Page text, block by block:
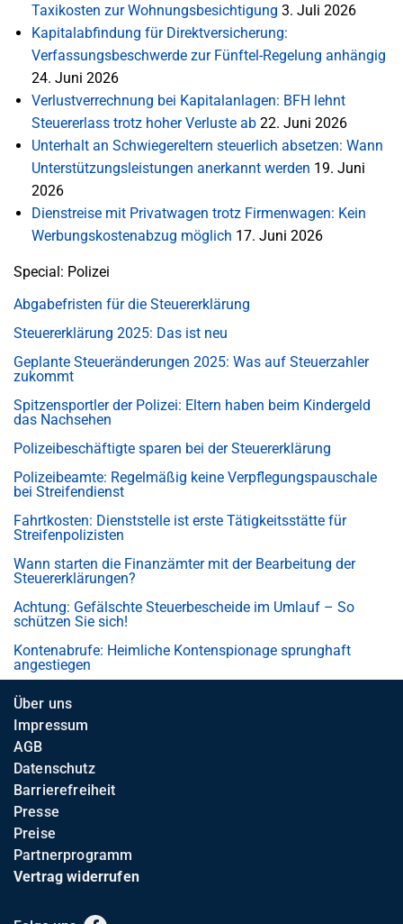
Taxikosten zur Wohnungsbesichtigung 3. Juli 2026
Kapitalabfindung für Direktversicherung:
Verfassungsbeschwerde zur Fünftel-Regelung anhängig
24. Juni 2026
Verlustverrechnung bei Kapitalanlagen: BFH lehnt
Steuererlass trotz hoher Verluste ab 22. Juni 2026
Unterhalt an Schwiegereltern steuerlich absetzen: Wann
Unterstützungsleistungen anerkannt werden 19. Juni
2026
Dienstreise mit Privatwagen trotz Firmenwagen: Kein
Werbungskostenabzug möglich 17. Juni 2026
Special: Polizei
Abgabefristen für die Steuererklärung
Steuererklärung 2025: Das ist neu
Geplante Steueränderungen 2025: Was auf Steuerzahler
zukommt
Spitzensportler der Polizei: Eltern haben beim Kindergeld
das Nachsehen
Polizeibeschäftigte sparen bei der Steuererklärung
Polizeibeamte: Regelmäßig keine Verpflegungspauschale
bei Streifendienst
Fahrtkosten: Dienststelle ist erste Tätigkeitsstätte für
Streifenpolizisten
Wann starten die Finanzämter mit der Bearbeitung der
Steuererklärungen?
Achtung: Gefälschte Steuerbescheide im Umlauf – So
schützen Sie sich!
Kontenabrufe: Heimliche Kontenspionage sprunghaft
angestiegen
Über uns
Impressum
AGB
Datenschutz
Barrierefreiheit
Presse
Preise
Partnerprogramm
Vertrag widerrufen